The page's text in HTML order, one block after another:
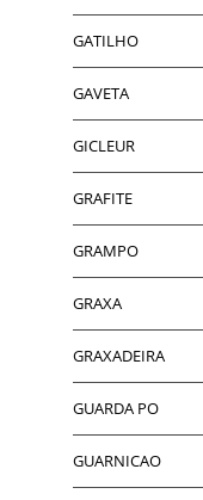
GATILHO
GAVETA
GICLEUR
GRAFITE
GRAMPO
GRAXA
GRAXADEIRA
GUARDA PO
GUARNICAO